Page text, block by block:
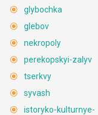
glybochka
glebov
nekropoly
perekopskyi-zalyv
tserkvy
syvash
istoryko-kulturnye-